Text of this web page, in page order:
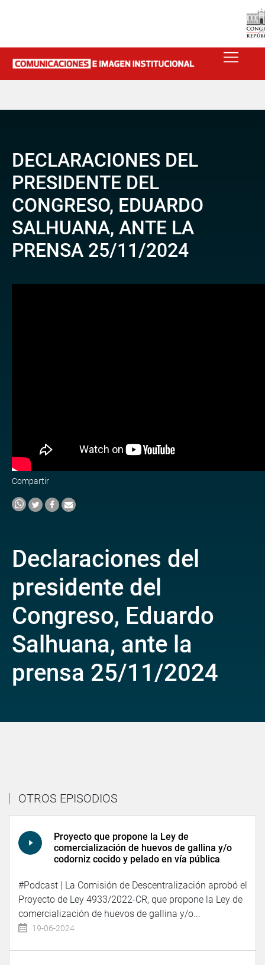
DECLARACIONES DEL
PRESIDENTE DEL
CONGRESO, EDUARDO
SALHUANA, ANTE LA
PRENSA 25/11/2024
Compartir
Declaraciones del
presidente del
Congreso, Eduardo
Salhuana, ante la
prensa 25/11/2024
OTROS EPISODIOS
Proyecto que propone la Ley de
comercialización de huevos de gallina y/o
codorniz cocido y pelado en vía pública
#Podcast | La Comisión de Descentralización aprobó el
Proyecto de Ley 4933/2022-CR, que propone la Ley de
comercialización de huevos de gallina y/o...
19-06-2024